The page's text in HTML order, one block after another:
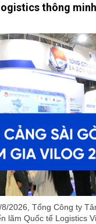
thông
2026, Tổng Công ty
lãm Quốc tế Logistics